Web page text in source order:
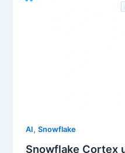
AI,Snowflake
Snowflake Cortex